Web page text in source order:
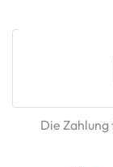
Die Zahlung